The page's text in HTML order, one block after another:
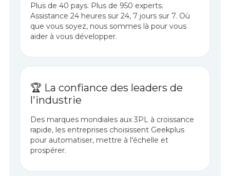
Plus de 40 pays. Plus de 950 experts.
Assistance 24 heures sur 24, 7 jours sur 7. Où
que vous soyez, nous sommes là pour vous
aider à vous développer.
🏆 La confiance des leaders de
l'industrie
Des marques mondiales aux 3PL à croissance
rapide, les entreprises choisissent Geekplus
pour automatiser, mettre à l'échelle et
prospérer.